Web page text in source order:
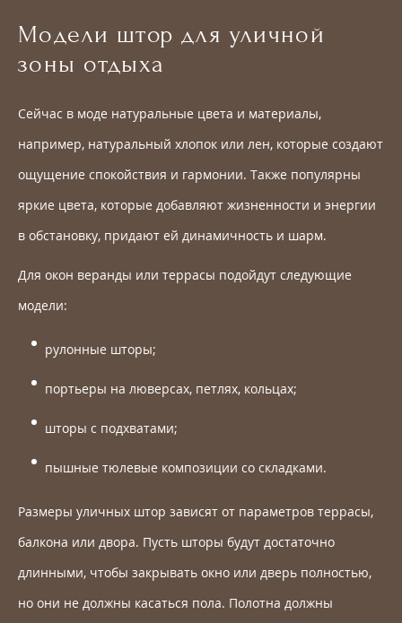
Модели штор для уличной
зоны отдыха
Сейчас в моде натуральные цвета и материалы,
например, натуральный хлопок или лен, которые создают
ощущение спокойствия и гармонии. Также популярны
яркие цвета, которые добавляют жизненности и энергии
в обстановку, придают ей динамичность и шарм.
Для окон веранды или террасы подойдут следующие
модели:
рулонные шторы;
портьеры на люверсах, петлях, кольцах;
шторы с подхватами;
пышные тюлевые композиции со складками.
Размеры уличных штор зависят от параметров террасы,
балкона или двора. Пусть шторы будут достаточно
длинными, чтобы закрывать окно или дверь полностью,
но они не должны касаться пола. Полотна должны